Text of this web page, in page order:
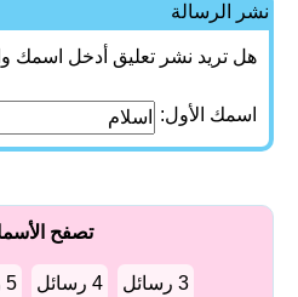
نشر الرسالة
هل تريد نشر تعليق أدخل اسمك
اسمك الأول:
تصفح
3 رسائل 4 رسائل 5 رسائل